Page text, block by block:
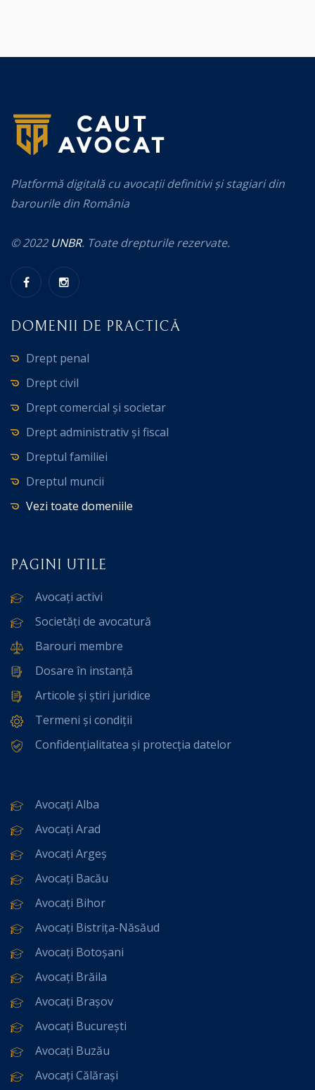
Platformă digitală cu avocații definitivi și stagiari din
barourile din România
© 2022 UNBR. Toate drepturile rezervate.
DOMENII DE PRACTICĂ
Drept penal
Drept civil
Drept comercial și societar
Drept administrativ și fiscal
Dreptul familiei
Dreptul muncii
Vezi toate domeniile
PAGINI UTILE
Avocați activi
Societăți de avocatură
Barouri membre
Dosare în instanță
Articole și știri juridice
Termeni și condiții
Confidențialitatea și protecția datelor
Avocați Alba
Avocați Arad
Avocați Argeș
Avocați Bacău
Avocați Bihor
Avocați Bistrița-Năsăud
Avocați Botoșani
Avocați Brăila
Avocați Brașov
Avocați București
Avocați Buzău
Avocați Călărași